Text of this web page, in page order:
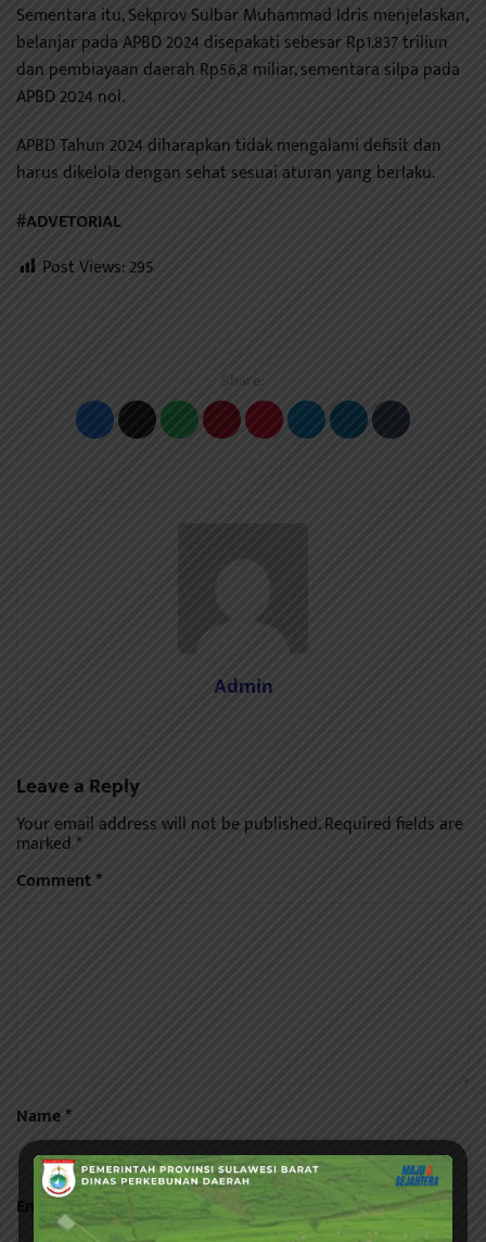
Sementara itu, Sekprov Sulbar Muhammad Idris menjelaskan,
belanjar pada APBD 2024 disepakati sebesar Rp1.837 triliun
dan pembiayaan daerah Rp56,8 miliar, sementara silpa pada
APBD 2024 nol.
APBD Tahun 2024 diharapkan tidak mengalami defisit dan
harus dikelola dengan sehat sesuai aturan yang berlaku.
#ADVETORIAL
Post Views:295
Share:
Admin
Leave a Reply
Your email address will not be published.Required fields are
marked*
Comment*
Name*
Email*